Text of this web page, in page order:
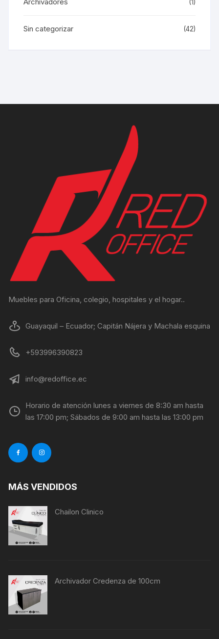
(1)
Sin categorizar (42)
Muebles para Oficina, colegio, hospitales y el hogar..
Guayaquil – Ecuador; Capitán Nájera y Machala esquina
+593996390823
info@redoffice.ec
Horario de atención lunes a viernes de 8:30 am hasta
las 17:00 pm; Sábados de 9:00 am hasta las 13:00 pm
MÁS VENDIDOS
Chailon Clinico
Archivador Credenza de 100cm